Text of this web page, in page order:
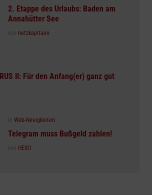
in
2. Etappe des Urlaubs: Baden am
Annahütter See
Posted
von netzkapitaen
II: Für den Anfang(er) ganz gut
Posted
in Web-Neuigkeiten
Telegram muss Bußgeld zahlen!
Posted
von HEIDI